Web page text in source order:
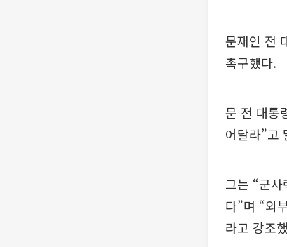
문재인 전
촉구했다.
문 전 대통
어달라”고
그는 “군
다”며 “외
라고 강조